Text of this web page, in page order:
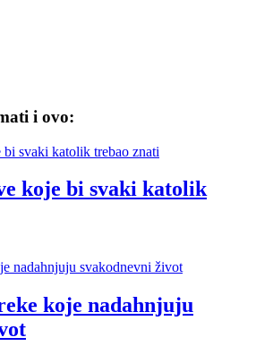
i ovo:
koje bi svaki katolik
koje nadahnjuju